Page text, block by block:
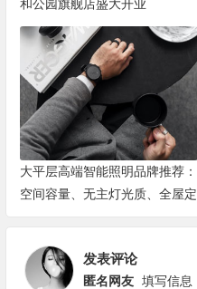
和公园旗舰店盛大开业
大平层高端智能照明品牌推荐：
空间容量、无主灯光质、全屋定
制、长期售后四个维度全解析
发表评论
匿名网友 填写信息